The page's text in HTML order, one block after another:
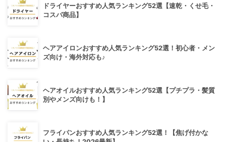
ドライヤーおすすめ人気ランキング52選【速乾・くせ毛・
コスパ商品】
ヘアアイロンおすすめ人気ランキング52選！初心者・メン
ズ向け・海外対応も♪
ヘアオイルおすすめ人気ランキング52選【プチプラ・髪質
別やメンズ向けも！】
フライパンおすすめ人気ランキング52選！【焦げ付かな